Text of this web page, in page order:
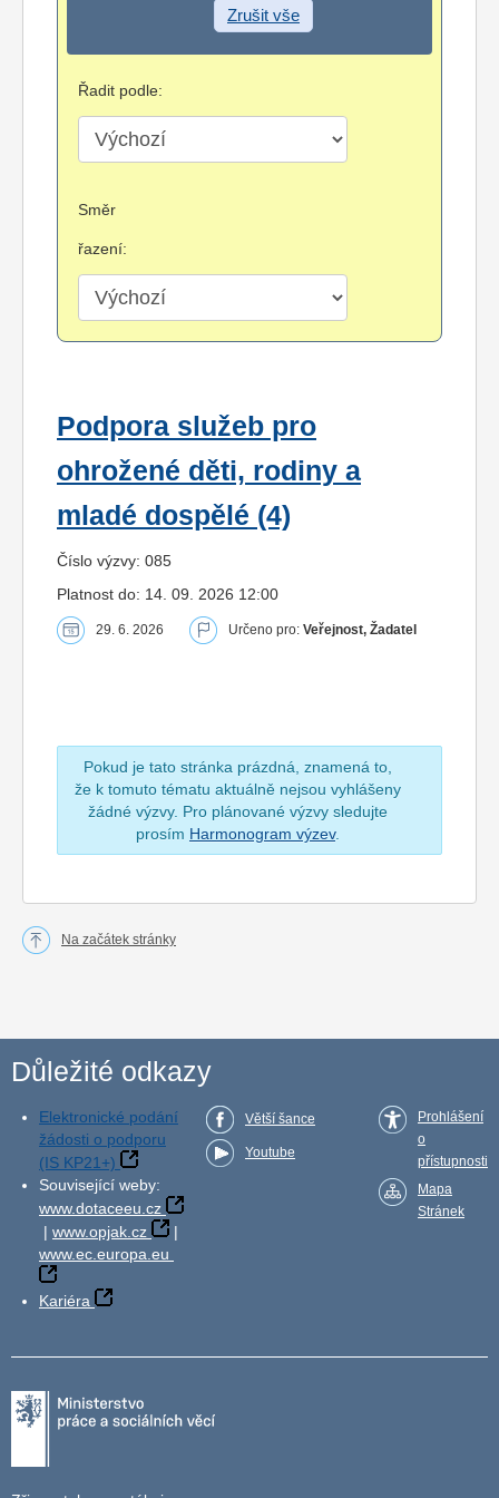
Zrušit vše
Řadit podle:
Směr
řazení:
Podpora služeb pro
ohrožené děti, rodiny a
mladé dospělé (4)
Číslo výzvy: 085
Platnost do: 14. 09. 2026 12:00
29. 6. 2026 Určeno pro: Veřejnost, Žadatel
Pokud je tato stránka prázdná, znamená to,
že k tomuto tématu aktuálně nejsou vyhlášeny
žádné výzvy. Pro plánované výzvy sledujte
prosím Harmonogram výzev.
Na začátek stránky
Důležité odkazy
Elektronické podání
žádosti o podporu
(IS KP21+)
Související weby:
www.dotaceeu.cz
| www.opjak.cz
|
www.ec.europa.eu
Kariéra
Větší šance
Youtube
Prohlášení
o
přístupnosti
Mapa
Stránek